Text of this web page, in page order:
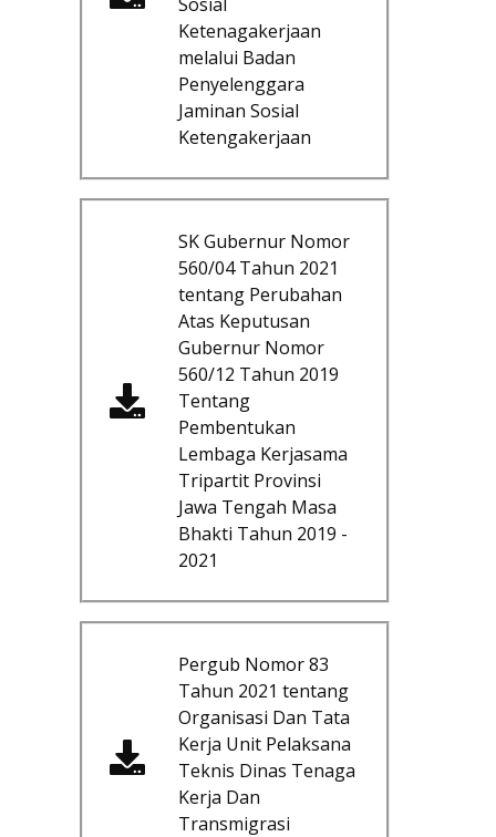
Ketenagakerjaan
melalui Badan
Penyelenggara
Jaminan Sosial
Ketengakerjaan
SK Gubernur Nomor
560/04 Tahun 2021
tentang Perubahan
Atas Keputusan
Gubernur Nomor
560/12 Tahun 2019
Tentang
Pembentukan
Lembaga Kerjasama
Tripartit Provinsi
Jawa Tengah Masa
Bhakti Tahun 2019 -
2021
Pergub Nomor 83
Tahun 2021 tentang
Organisasi Dan Tata
Kerja Unit Pelaksana
Teknis Dinas Tenaga
Kerja Dan
Transmigrasi